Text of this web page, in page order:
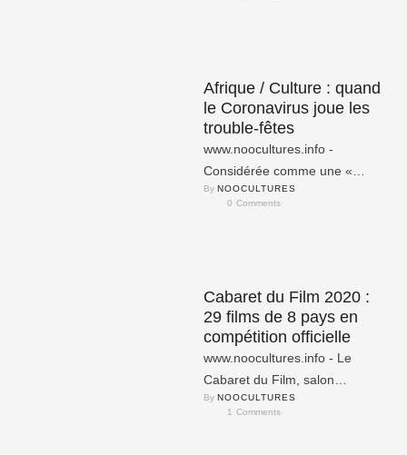
Afrique / Culture : quand
le Coronavirus joue les
trouble-fêtes
www.noocultures.info -
Considérée comme une «
pandémie » depuis le mercredi
By NOOCULTURES
0 Comments
Cabaret du Film 2020 :
29 films de 8 pays en
compétition officielle
www.noocultures.info - Le
Cabaret du Film, salon
international de l'industrie du
By NOOCULTURES
1 Comments